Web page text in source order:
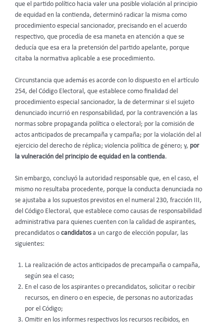
que el partido político hacia valer una posible violación al principio
de equidad en la contienda, determinó radicar la misma como
procedimiento especial sancionador, precisando en el acuerdo
respectivo, que procedía de esa maneta en atención a que se
deducía que esa era la pretensión del partido apelante, porque
citaba la normativa aplicable a ese procedimiento.
Circunstancia que además es acorde con lo dispuesto en el artículo
254, del Código Electoral, que establece como finalidad del
procedimiento especial sancionador, la de determinar si el sujeto
denunciado incurrió en responsabilidad, por la contravención a las
normas sobre propaganda política o electoral; por la comisión de
actos anticipados de precampaña y campaña; por la violación del al
ejercicio del derecho de réplica; violencia política de género; y, por
la vulneración del principio de equidad en la contienda.
Sin embargo, concluyó la autoridad responsable que, en el caso, el
mismo no resultaba procedente, porque la conducta denunciada no
se ajustaba a los supuestos previstos en el numeral 230, fracción III,
del Código Electoral, que establece como causas de responsabilidad
administrativa para quienes cuenten con la calidad de aspirantes,
precandidatos o candidatosa un cargo de elección popular, las
siguientes:
La realización de actos anticipados de precampaña o campaña,
según sea el caso;
En el caso de los aspirantes o precandidatos, solicitar o recibir
recursos, en dinero o en especie, de personas no autorizadas
por el Código;
Omitir en los informes respectivos los recursos recibidos, en